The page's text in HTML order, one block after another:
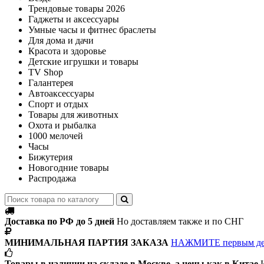
Трендовые товары 2026
Гаджеты и аксессуары
Умные часы и фитнес браслеты
Для дома и дачи
Красота и здоровье
Детские игрушки и товары
TV Shop
Галантерея
Автоаксессуары
Спорт и отдых
Товары для животных
Охота и рыбалка
1000 мелочей
Часы
Бижутерия
Новогодние товары
Распродажа
Доставка по РФ до 5 дней Но доставляем также и по СНГ
МИНИМАЛЬНАЯ ПАРТИЯ ЗАКАЗА НАЖМИТЕ первым